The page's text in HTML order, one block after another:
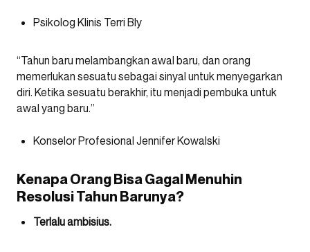
Psikolog Klinis Terri Bly
“Tahun baru melambangkan awal baru, dan orang
memerlukan sesuatu sebagai sinyal untuk menyegarkan
diri. Ketika sesuatu berakhir, itu menjadi pembuka untuk
awal yang baru.”
Konselor Profesional Jennifer Kowalski
Kenapa Orang Bisa Gagal Menuhin
Resolusi Tahun Barunya?
Terlalu ambisius.